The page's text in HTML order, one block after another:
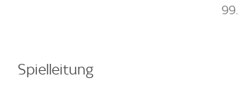
99
Spielleitung